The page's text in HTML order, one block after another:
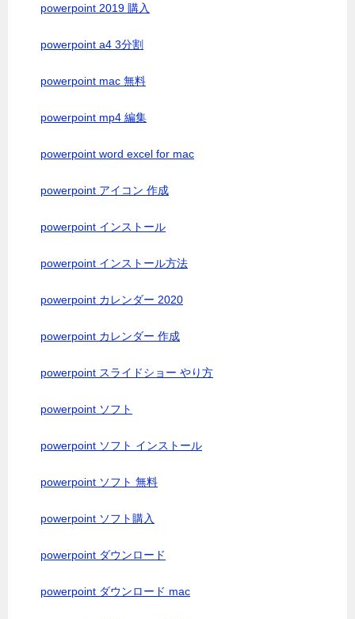
powerpoint 2019 購入
powerpoint a4 3分割
powerpoint mac 無料
powerpoint mp4 編集
powerpoint word excel for mac
powerpoint アイコン 作成
powerpoint インストール
powerpoint インストール方法
powerpoint カレンダー 2020
powerpoint カレンダー 作成
powerpoint スライドショー やり方
powerpoint ソフト
powerpoint ソフト インストール
powerpoint ソフト 無料
powerpoint ソフト購入
powerpoint ダウンロード
powerpoint ダウンロード mac